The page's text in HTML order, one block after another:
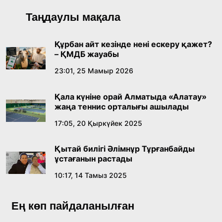
Қонаев қаласының әкімі «Славян базары»
байқауының жеңімпазы Ақерке Амалятты
16:27, 23 Шілде 2026
Қазақ тіліндегі «құт» концептісінің
09:21, 21 Шілде 2026
Абайдың адам тәрбиесі туралы
18:59, 20 Шілде 2026
ме, әлде бәсекелесі ме?
Таңдаулы мақала
Құрбан айт кезінде нені ескеру қажет?
– ҚМДБ жауабы
23:01, 25 Мамыр 2026
Қала күніне орай Алматыда «Алатау»
жаңа теннис орталығы ашылады
17:05, 20 Қыркүйек 2025
Қытай билігі Әлімнұр Тұрғанбайды
ұстағанын растады
10:17, 14 Тамыз 2025
Ең көп пайдаланылған